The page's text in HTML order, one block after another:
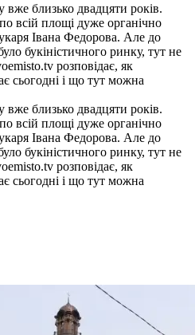
близько двадцяти років.
всій площі дуже органічно
Івана Федорова. Але до
букіністичного ринку, тут не
розповідає, як
сьогодні і що тут можна
близько двадцяти років.
всій площі дуже органічно
Івана Федорова. Але до
букіністичного ринку, тут не
розповідає, як
сьогодні і що тут можна